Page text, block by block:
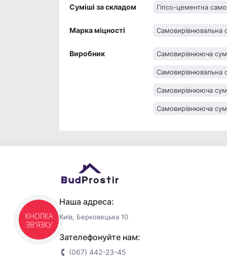
Суміші за складом Гіпсо-цементна
Марка міцності Самовирівнювальна
Виробник Самовирівнююча
Самовирівнювальна
Самовирівнююча
Самовирівнююча
Наша адреса:
Київ, Берковецька 10
Зателефонуйте нам:
(067) 442-23-45
КНОПКА
ЗВ'ЯЗКУ